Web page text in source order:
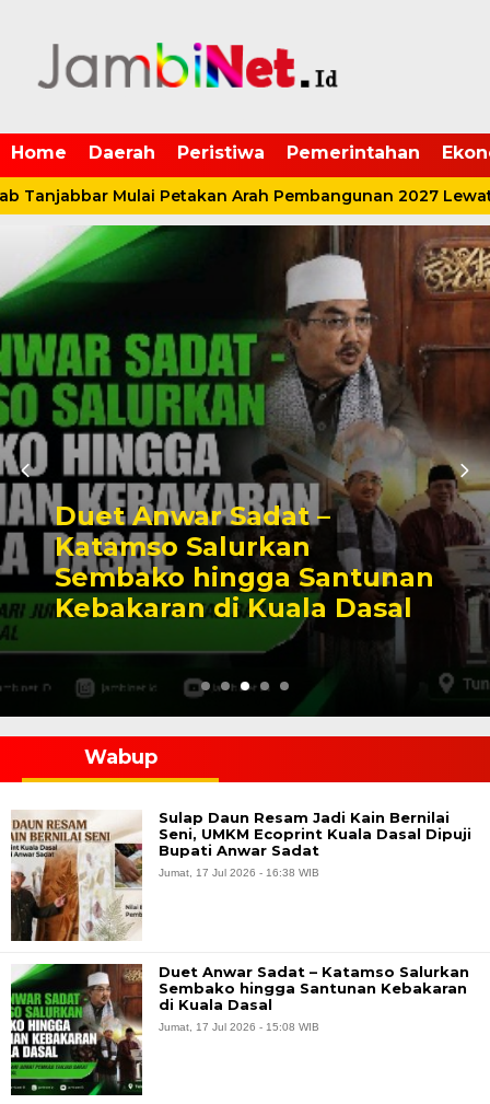
Home Daerah Peristiwa Pemerintahan
Mulai Petakan Arah Pembangunan 2027 Lewat
Duet Anwar Sadat –
Katamso Salurkan
Sembako hingga Santunan
Kebakaran di Kuala Dasal
Wabup
Sulap Daun Resam Jadi Kain Bernilai
Seni, UMKM Ecoprint Kuala Dasal Dipuji
Bupati Anwar Sadat
Jumat, 17 Jul 2026 - 16:38 WIB
Duet Anwar Sadat – Katamso Salurkan
Sembako hingga Santunan Kebakaran
di Kuala Dasal
Jumat, 17 Jul 2026 - 15:08 WIB